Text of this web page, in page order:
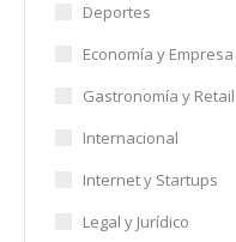
Deportes
Economía y Empresa
Gastronomía y Retail
Internacional
Internet y Startups
Legal y Jurídico